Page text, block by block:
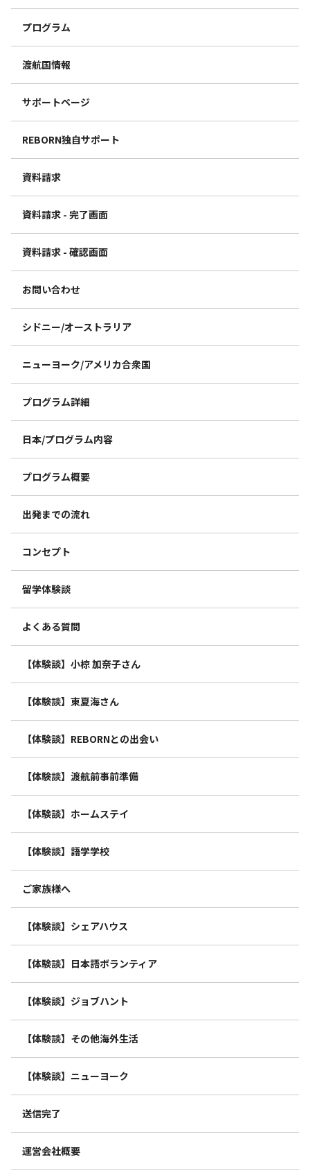
プログラム
渡航国情報
サポートページ
REBORN独自サポート
資料請求
資料請求 - 完了画面
資料請求 - 確認画面
お問い合わせ
シドニー/オーストラリア
ニューヨーク/アメリカ合衆国
プログラム詳細
日本/プログラム内容
プログラム概要
出発までの流れ
コンセプト
留学体験談
よくある質問
【体験談】小椋 加奈子さん
【体験談】東夏海さん
【体験談】REBORNとの出会い
【体験談】渡航前事前準備
【体験談】ホームステイ
【体験談】語学学校
ご家族様へ
【体験談】シェアハウス
【体験談】日本語ボランティア
【体験談】ジョブハント
【体験談】その他海外生活
【体験談】ニューヨーク
送信完了
運営会社概要